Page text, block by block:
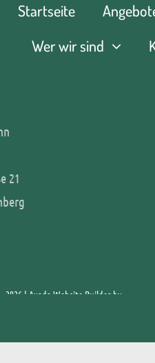
Startseite
Wer wir sind
21
2026 | Avada Website Builder by